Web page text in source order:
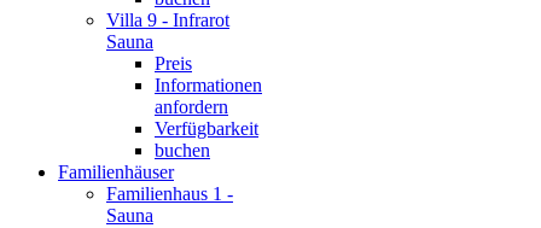
Villa 9 - Infrarot
Sauna
Preis
Informationen
anfordern
Verfügbarkeit
buchen
Familienhäuser
Familienhaus 1 -
Sauna